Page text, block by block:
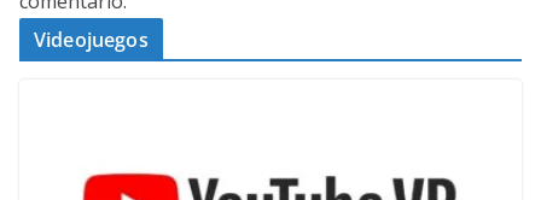
Videojuegos